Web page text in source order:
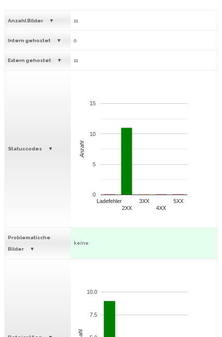
Anzahl Bilder 11
Intern gehostet 0
Extern gehostet 11
Statuscodes
Ladefehler
2XX
3XX
4XX
5XX
0
5
10
15
Anzahl
Problematische
Bilder
keine
7.5
10.0